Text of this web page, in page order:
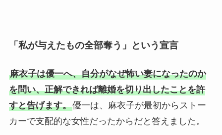
「私が与えたもの全部奪う」という宣言
麻衣子は優一へ、自分がなぜ怖い妻になったのか
を問い、正解できれば離婚を切り出したことを許
すと告げます。優一は、麻衣子が最初からストー
カーで支配的な女性だったからだと答えました。